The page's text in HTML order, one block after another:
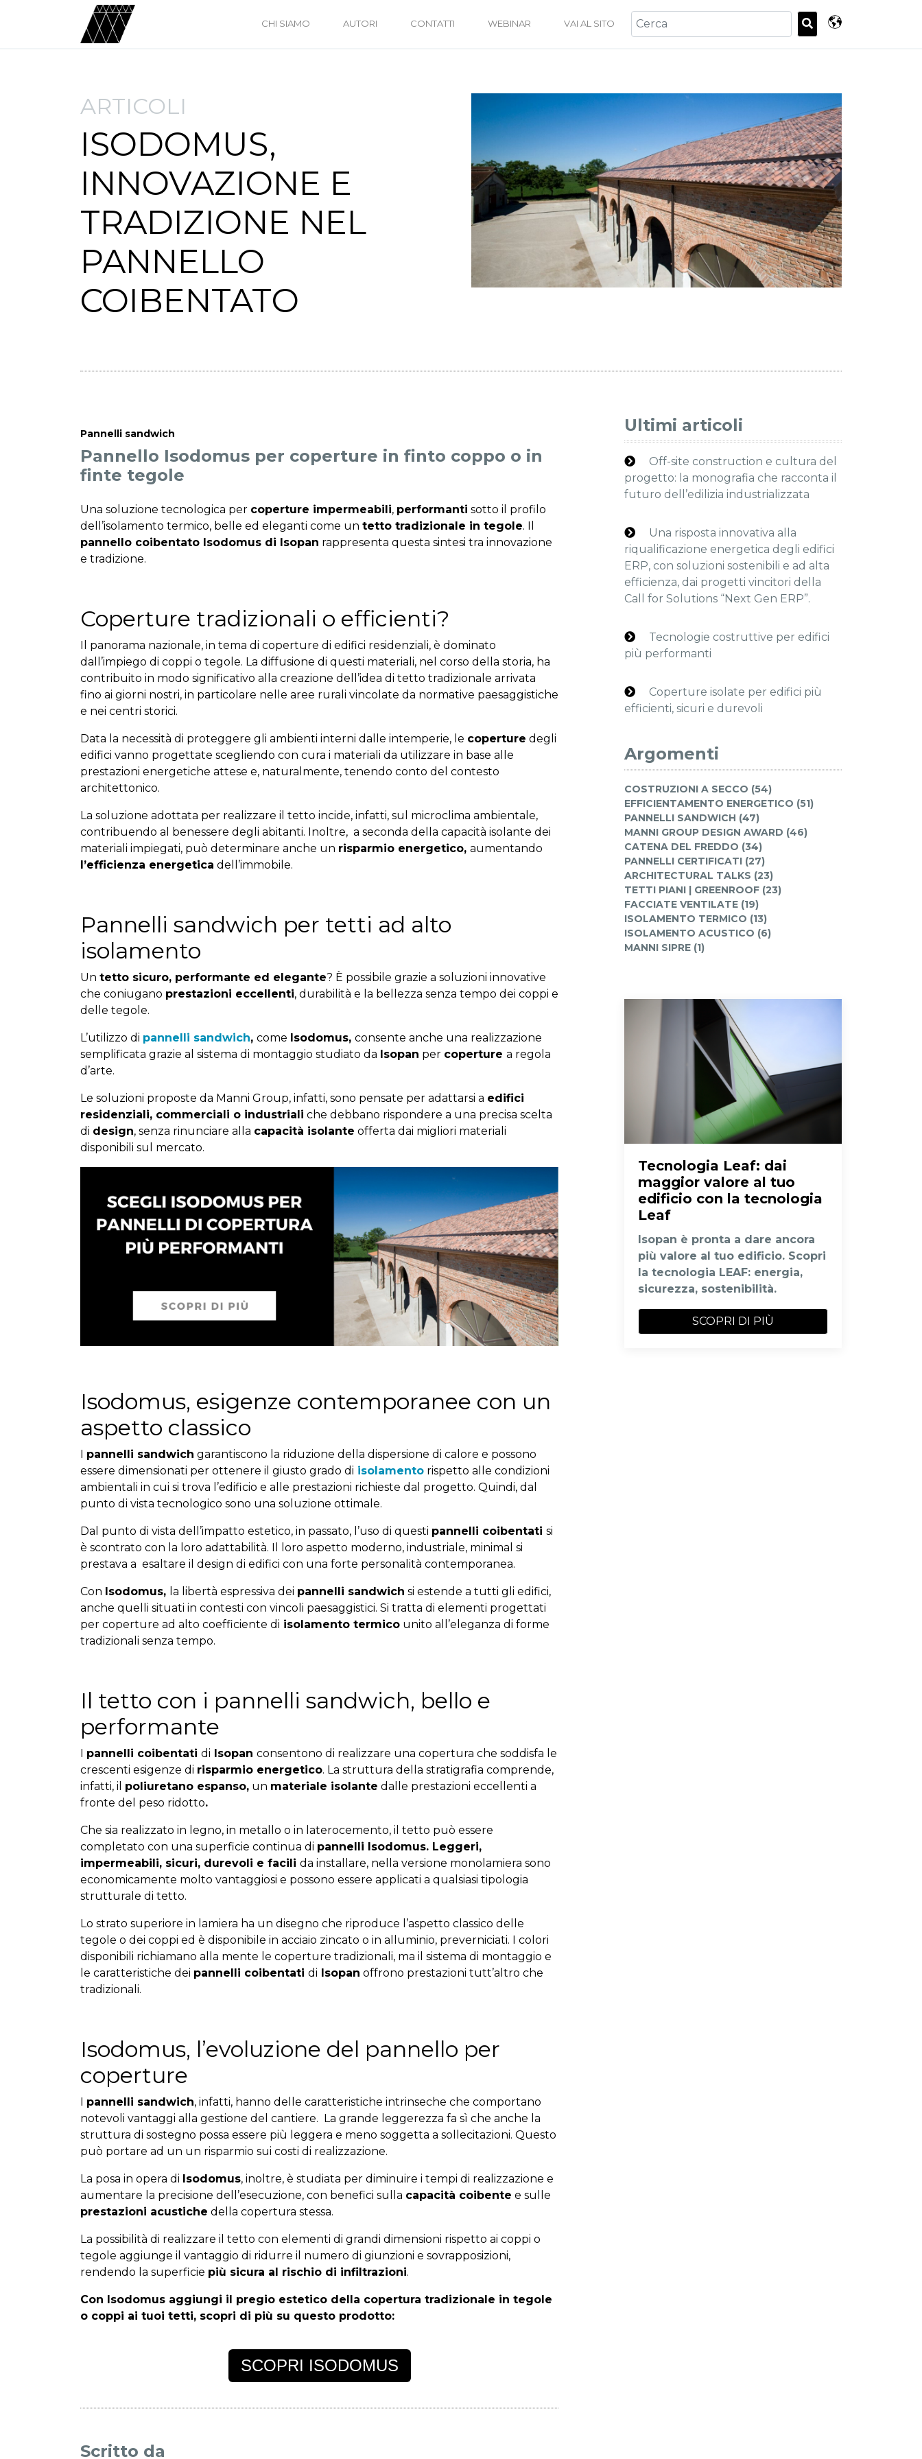
CHI SIAMO AUTORI CONTATTI WEBINAR VAI AL SITO
ARTICOLI
ISODOMUS,
INNOVAZIONE E
TRADIZIONE NEL
PANNELLO
COIBENTATO
Pannelli sandwich
Pannello Isodomus per coperture in finto coppo o in
finte tegole
Una soluzione tecnologica per coperture impermeabili, performanti sotto il profilo
dell’isolamento termico, belle ed eleganti come un tetto tradizionale in tegole. Il
pannello coibentato Isodomus di Isopan rappresenta questa sintesi tra innovazione
e tradizione.
Coperture tradizionali o efficienti?
Il panorama nazionale, in tema di coperture di edifici residenziali, è dominato
dall’impiego di coppi o tegole. La diffusione di questi materiali, nel corso della storia, ha
contribuito in modo significativo alla creazione dell’idea di tetto tradizionale arrivata
fino ai giorni nostri, in particolare nelle aree rurali vincolate da normative paesaggistiche
e nei centri storici.
Data la necessità di proteggere gli ambienti interni dalle intemperie, le coperture degli
edifici vanno progettate scegliendo con cura i materiali da utilizzare in base alle
prestazioni energetiche attese e, naturalmente, tenendo conto del contesto
architettonico.
La soluzione adottata per realizzare il tetto incide, infatti, sul microclima ambientale,
contribuendo al benessere degli abitanti. Inoltre, a seconda della capacità isolante dei
materiali impiegati, può determinare anche un risparmio energetico, aumentando
l’efficienza energetica dell’immobile.
Pannelli sandwich per tetti ad alto
isolamento
Un tetto sicuro, performante ed elegante? È possibile grazie a soluzioni innovative
che coniugano prestazioni eccellenti, durabilità e la bellezza senza tempo dei coppi e
delle tegole.
L’utilizzo di pannelli sandwich, come Isodomus, consente anche una realizzazione
semplificata grazie al sistema di montaggio studiato da Isopan per coperture a regola
d’arte.
Le soluzioni proposte da Manni Group, infatti, sono pensate per adattarsi a edifici
residenziali, commerciali o industriali che debbano rispondere a una precisa scelta
di design, senza rinunciare alla capacità isolante offerta dai migliori materiali
disponibili sul mercato.
Isodomus, esigenze contemporanee con un
aspetto classico
pannelli sandwich garantiscono la riduzione della dispersione di calore e possono
essere dimensionati per ottenere il giusto grado di isolamento rispetto alle condizioni
ambientali in cui si trova l’edificio e alle prestazioni richieste dal progetto. Quindi, dal
punto di vista tecnologico sono una soluzione ottimale.
Dal punto di vista dell’impatto estetico, in passato, l’uso di questi pannelli coibentati si
è scontrato con la loro adattabilità. Il loro aspetto moderno, industriale, minimal si
prestava a esaltare il design di edifici con una forte personalità contemporanea.
Con Isodomus, la libertà espressiva dei pannelli sandwich si estende a tutti gli edifici,
anche quelli situati in contesti con vincoli paesaggistici. Si tratta di elementi progettati
per coperture ad alto coefficiente di isolamento termico unito all’eleganza di forme
tradizionali senza tempo.
Il tetto con i pannelli sandwich, bello e
performante
pannelli coibentati di Isopan consentono di realizzare una copertura che soddisfa le
crescenti esigenze di risparmio energetico. La struttura della stratigrafia comprende,
infatti, il poliuretano espanso, un materiale isolante dalle prestazioni eccellenti a
fronte del peso ridotto.
Che sia realizzato in legno, in metallo o in laterocemento, il tetto può essere
completato con una superficie continua di pannelli Isodomus. Leggeri,
impermeabili, sicuri, durevoli e facili da installare, nella versione monolamiera sono
economicamente molto vantaggiosi e possono essere applicati a qualsiasi tipologia
strutturale di tetto.
Lo strato superiore in lamiera ha un disegno che riproduce l’aspetto classico delle
tegole o dei coppi ed è disponibile in acciaio zincato o in alluminio, preverniciati. I colori
disponibili richiamano alla mente le coperture tradizionali, ma il sistema di montaggio e
le caratteristiche dei pannelli coibentati di Isopan offrono prestazioni tutt’altro che
tradizionali.
Isodomus, l’evoluzione del pannello per
coperture
pannelli sandwich, infatti, hanno delle caratteristiche intrinseche che comportano
notevoli vantaggi alla gestione del cantiere. La grande leggerezza fa sì che anche la
struttura di sostegno possa essere più leggera e meno soggetta a sollecitazioni. Questo
può portare ad un un risparmio sui costi di realizzazione.
La posa in opera di Isodomus, inoltre, è studiata per diminuire i tempi di realizzazione e
aumentare la precisione dell’esecuzione, con benefici sulla capacità coibente e sulle
prestazioni acustiche della copertura stessa.
La possibilità di realizzare il tetto con elementi di grandi dimensioni rispetto ai coppi o
tegole aggiunge il vantaggio di ridurre il numero di giunzioni e sovrapposizioni,
rendendo la superficie più sicura al rischio di infiltrazioni.
Con Isodomus aggiungi il pregio estetico della copertura tradizionale in tegole
o coppi ai tuoi tetti, scopri di più su questo prodotto:
SCOPRI ISODOMUS
Scritto da
Ultimi articoli
Off-site construction e cultura del
progetto: la monografia che racconta il
futuro dell’edilizia industrializzata
Una risposta innovativa alla
riqualificazione energetica degli edifici
ERP, con soluzioni sostenibili e ad alta
efficienza, dai progetti vincitori della
Call for Solutions “Next Gen ERP”.
Tecnologie costruttive per edifici
più performanti
Coperture isolate per edifici più
efficienti, sicuri e durevoli
Argomenti
COSTRUZIONI A SECCO (54)
EFFICIENTAMENTO ENERGETICO (51)
PANNELLI SANDWICH (47)
MANNI GROUP DESIGN AWARD (46)
CATENA DEL FREDDO (34)
PANNELLI CERTIFICATI (27)
ARCHITECTURAL TALKS (23)
TETTI PIANI | GREENROOF (23)
FACCIATE VENTILATE (19)
ISOLAMENTO TERMICO (13)
ISOLAMENTO ACUSTICO (6)
MANNI SIPRE (1)
Tecnologia Leaf: dai
maggior valore al tuo
edificio con la tecnologia
Leaf
Isopan è pronta a dare ancora
più valore al tuo edificio. Scopri
la tecnologia LEAF: energia,
sicurezza, sostenibilità.
SCOPRI DI PIÙ